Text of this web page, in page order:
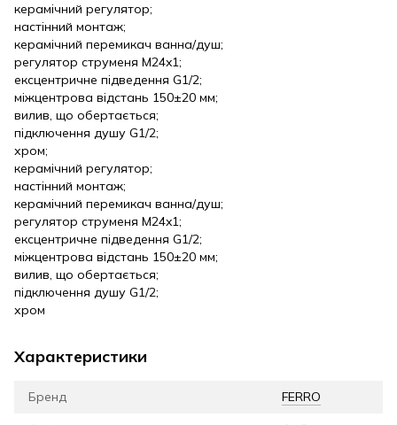
керамічний регулятор;
настінний монтаж;
керамічний перемикач ванна/душ;
регулятор струменя M24x1;
ексцентричне підведення G1/2;
міжцентрова відстань 150±20 мм;
вилив, що обертається;
підключення душу G1/2;
хром;
керамічний регулятор;
настінний монтаж;
керамічний перемикач ванна/душ;
регулятор струменя M24x1;
ексцентричне підведення G1/2;
міжцентрова відстань 150±20 мм;
вилив, що обертається;
підключення душу G1/2;
хром
Характеристики
Бренд FERRO